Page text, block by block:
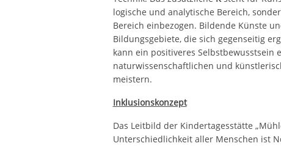
logische und analytische Bereich,
Bereich einbezogen. Bildende Künste
Bildungsgebiete, die sich gegenseitig
kann ein positiveres Selbstbewusstsein
naturwissenschaftlichen und
meistern.
Inklusionskonzept
Das Leitbild der Kindertagesstätte
Unterschiedlichkeit aller Menschen ist